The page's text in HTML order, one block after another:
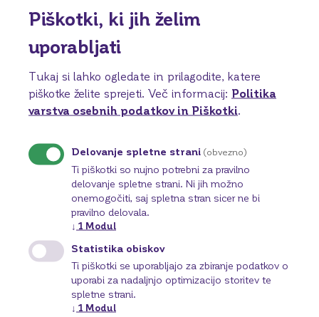
Pogosta vprašanja o zamenjavi
informacijskega sistema
Tukaj najdete odgovore na najpogostejša
vprašanja v zvezi z zamenjavo informacijskega
sistema pri BKS Bank. Če Odgovora na svoje
vprašanje ne najdete, prosimo stopite v stik z
nami in z veseljem vam bomo pomagali.
Spletna in mobilna banka
Kje najdem svoje e-račune?
Kje lahko najdem prejemnike in plačilne
Piškotki, ki jih želim
uporabljati
Tukaj si lahko ogledate in prilagodite, katere
piškotke želite sprejeti. Več informacij: Politika
varstva osebnih podatkov in Piškotki
Delovanje spletne strani (obvezno)
Ti piškotki so nujno potrebni za pravilno
delovanje spletne strani. Ni jih možno
onemogočiti, saj spletna stran sicer ne bi
pravilno delovala.
↓ 1 Modul
Statistika obiskov
Ti piškotki se uporabljajo za zbiranje podatkov o
uporabi za nadaljnjo optimizacijo storitev te
spletne strani.
↓ 1 Modul